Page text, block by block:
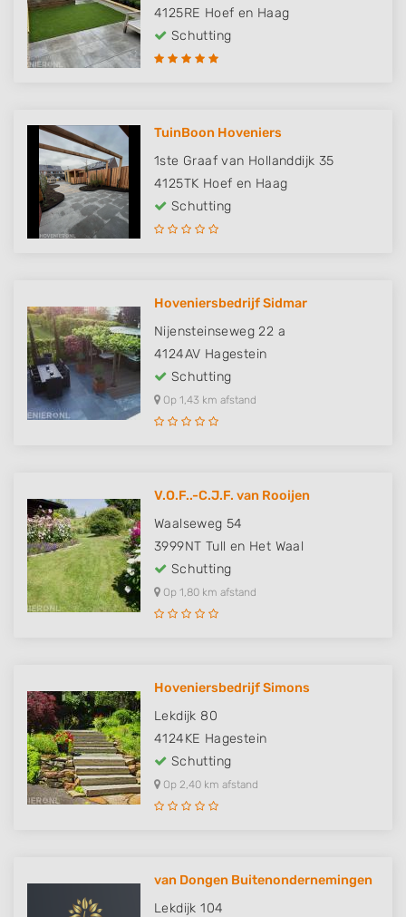
4125RE Hoef en Haag
Schutting
TuinBoon Hoveniers
1ste Graaf van Hollanddijk 35
4125TK Hoef en Haag
Schutting
Hoveniersbedrijf Sidmar
Nijensteinseweg 22 a
4124AV Hagestein
Schutting
Op 1,43 km afstand
V.O.F..-C.J.F. van Rooijen
Waalseweg 54
3999NT Tull en Het Waal
Schutting
Op 1,80 km afstand
Hoveniersbedrijf Simons
Lekdijk 80
4124KE Hagestein
Schutting
Op 2,40 km afstand
van Dongen Buitenondernemingen
Lekdijk 104